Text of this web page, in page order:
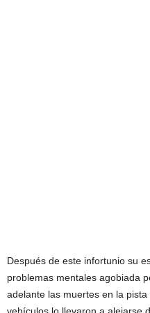
Después de este infortunio su
problemas mentales agobiada
adelante las muertes en la